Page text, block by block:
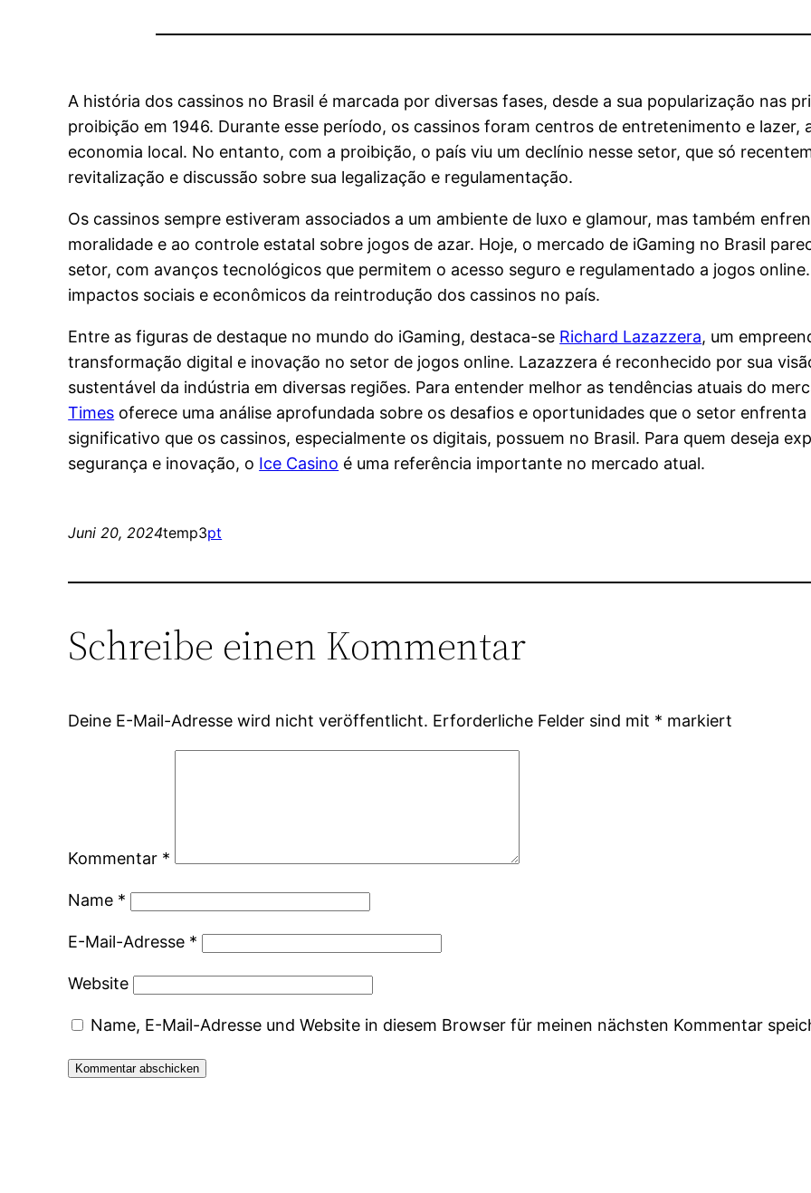
A história dos cassinos no Brasil é marcada por diversas fases, desde a sua popularização nas
proibição em 1946. Durante esse período, os cassinos foram centros de entretenimento e lazer,
economia local. No entanto, com a proibição, o país viu um declínio nesse setor, que só
revitalização e discussão sobre sua legalização e regulamentação.
Os cassinos sempre estiveram associados a um ambiente de luxo e glamour, mas também
moralidade e ao controle estatal sobre jogos de azar. Hoje, o mercado de iGaming no Brasil
setor, com avanços tecnológicos que permitem o acesso seguro e regulamentado a jogos
impactos sociais e econômicos da reintrodução dos cassinos no país.
Entre as figuras de destaque no mundo do iGaming, destaca-se Richard Lazazzera, um
transformação digital e inovação no setor de jogos online. Lazazzera é reconhecido por sua
sustentável da indústria em diversas regiões. Para entender melhor as tendências atuais do
Times oferece uma análise aprofundada sobre os desafios e oportunidades que o setor
significativo que os cassinos, especialmente os digitais, possuem no Brasil. Para quem deseja
segurança e inovação, o Ice Casino é uma referência importante no mercado atual.
Juni 20, 2024temp3pt
Schreibe einen Kommentar
Deine E-Mail-Adresse wird nicht veröffentlicht. Erforderliche Felder sind mit * markiert
Kommentar *
Name *
E-Mail-Adresse *
Website
Name, E-Mail-Adresse und Website in diesem Browser für meinen nächsten Kommentar